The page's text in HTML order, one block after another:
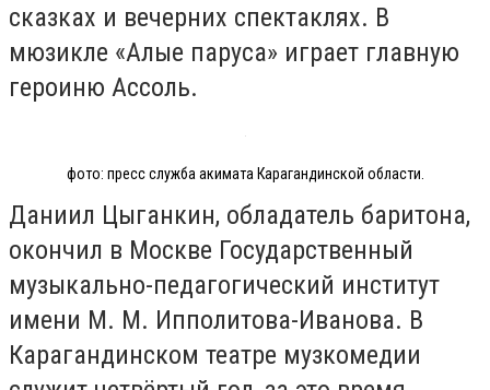
сказках и вечерних спектаклях. В
мюзикле «Алые паруса» играет главную
героиню Ассоль.
фото: пресс служба акимата Карагандинской области.
Даниил Цыганкин, обладатель баритона,
окончил в Москве Государственный
музыкально-педагогический институт
имени М. М. Ипполитова-Иванова. В
Карагандинском театре музкомедии